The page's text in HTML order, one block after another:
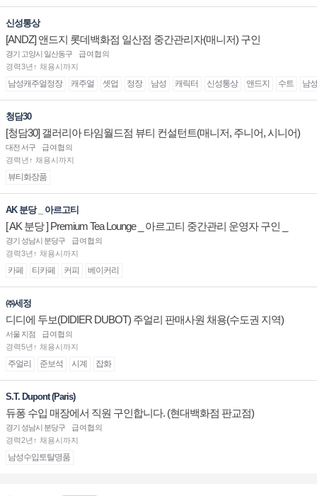
신성통상
[ANDZ] 앤드지 롯데백화점 일산점 중간관리자(매니저) 구인
경기 고양시 일산동구
급여협의
경력3년↑ 채용시까지
남성캐주얼정장 캐주얼 셋업 정장 남성 캐릭터 신성통상 앤드지 수트 남
청담30
[청담30] 갤러리아 타임월드점 뷰티 컨설턴트(매니저, 주니어, 시니어)
채용
대전 서구
급여협의
경력년↑ 채용시까지
뷰티화장품
AK 분당 _ 아르고티
[ AK 분당 ] Premium Tea Lounge _ 아르고티 중간관리 운영자 구인 _
경기 성남시 분당구
급여협의
경력3년↑ 채용시까지
카페 티카페 커피 베이커리
㈜세정
디디에 두보(DIDIER DUBOT) 주얼리 판매사원 채용(수도권 지역)
서울 지점
급여협의
경력5년↑ 채용시까지
주얼리 준보석 시계 잡화
S.T. Dupont (Paris)
듀퐁 수입 매장에서 직원 구인합니다. (현대백화점 판교점)
경기 성남시 분당구
급여협의
경력2년↑ 채용시까지
남성수입토탈명품